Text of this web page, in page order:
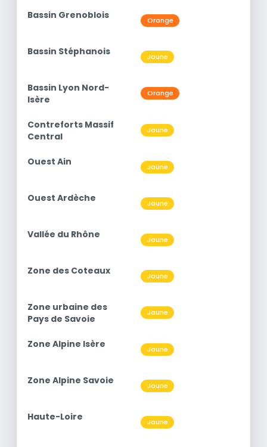
titre
Bassin Grenoblois Niveau
Orange
titre
Bassin Stéphanois Niveau
Jaune
titre
Bassin Lyon Nord-
Isère
Niveau
Orange
titre
Contreforts Massif
Central
Niveau
Jaune
titre
Ouest Ain Niveau
Jaune
titre
Ouest Ardèche Niveau
Jaune
titre
Vallée du Rhône Niveau
Jaune
titre
Zone des Coteaux Niveau
Jaune
titre
Zone urbaine des
Pays de Savoie
Niveau
Jaune
titre
Zone Alpine Isère Niveau
Jaune
titre
Zone Alpine Savoie Niveau
Jaune
titre
Haute-Loire Niveau
Jaune